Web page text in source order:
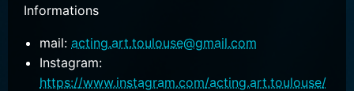
Informations
mail: acting.art.toulouse@gmail.com
Instagram:
https://www.instagram.com/acting.art.toulouse/